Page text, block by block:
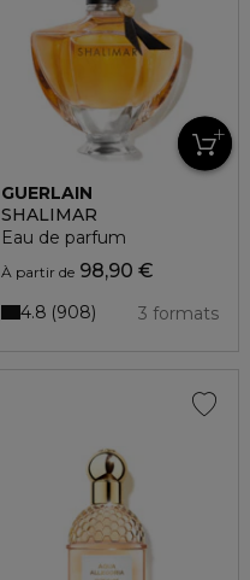
GUERLAIN
SHALIMAR
Eau de parfum
À partir de98,90 €
3 formats
4.8 908